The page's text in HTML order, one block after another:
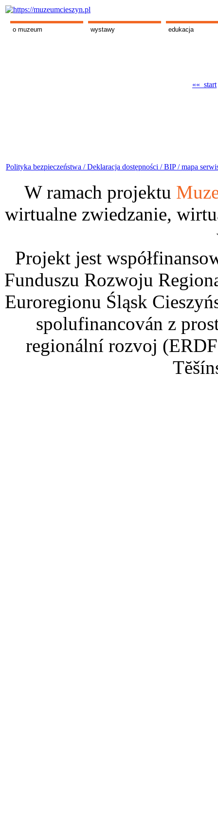
o muzeum wystawy edukacja
«« start
Polityka bezpieczeństwa /Deklaracja dostępności /BIP /mapa
W ramach projektu
wirtualne zwiedzanie,
Projekt jest
Funduszu Rozwoju
Euroregionu Śląsk
spolufinancován z
regionální rozvoj